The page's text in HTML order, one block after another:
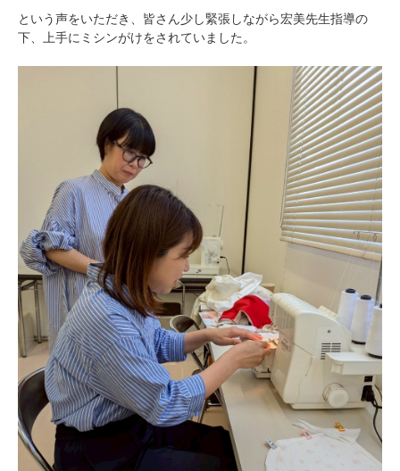
という声をいただき、皆さん少し緊張しながら宏美先生指導の
下、上手にミシンがけをされていました。